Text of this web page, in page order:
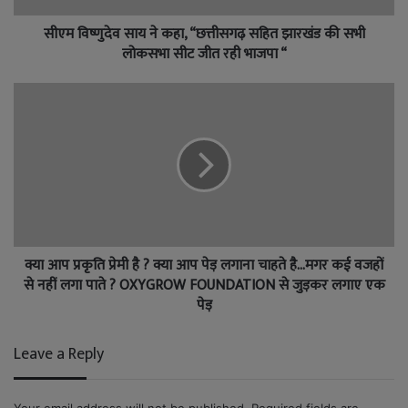
सीएम विष्णुदेव साय ने कहा, “छत्तीसगढ़ सहित झारखंड की सभी
लोकसभा सीट जीत रही भाजपा “
क्या आप प्रकृति प्रेमी है ? क्या आप पेड़ लगाना चाहते है…मगर कई वजहों
से नहीं लगा पाते ? OXYGROW FOUNDATION से जुड़कर लगाए एक
पेड़
Leave a Reply